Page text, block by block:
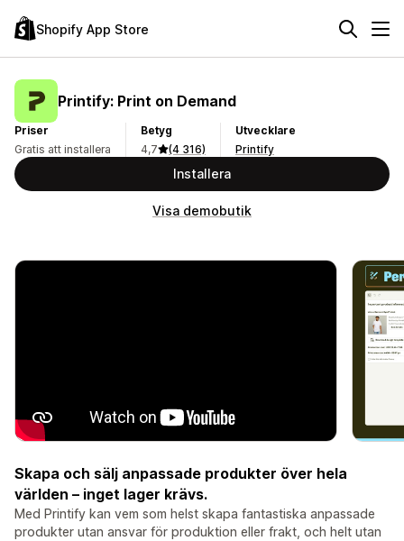
Shopify App Store
Printify: Print on Demand
Priser
Gratis att installera
Betyg
4,7
(4 316)
Utvecklare
Printify
Installera
Visa demobutik
Skapa och sälj anpassade produkter över hela
världen – inget lager krävs.
Med Printify kan vem som helst skapa fantastiska anpassade
produkter utan ansvar för produktion eller frakt, och helt utan